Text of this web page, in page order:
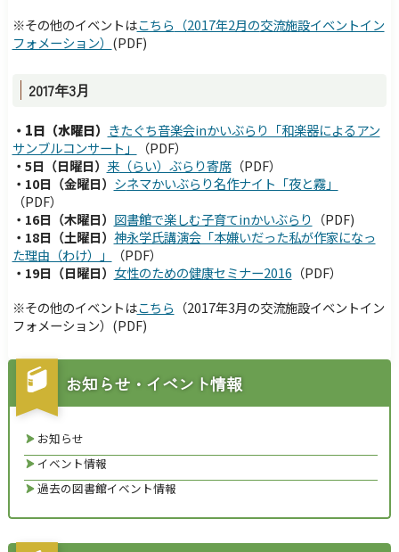
※その他のイベントはこちら （2017年2月の交流施設イベントイン
フォメーション） (PDF)
2017年3月
・1日（水曜日） きたぐち音楽会inかいぶらり「和楽器によるアン
サンブルコンサート」
（PDF）
・5日（日曜日） 来（らい）ぶらり寄席（PDF）
・10日（金曜日） シネマかいぶらり名作ナイト「夜と霧」
（PDF）
・16日（木曜日） 図書館で楽しむ子育てinかいぶらり （PDF)
・18日（土曜日） 神永学氏講演会「本嫌いだった私が作家になっ
た理由（わけ）」
（PDF）
・19日（日曜日） 女性のための健康セミナー2016 （PDF）
※その他のイベントはこちら （2017年3月の交流施設イベントイン
フォメーション） (PDF)
お知らせ・イベント情報
お知らせ
イベント情報
過去の図書館イベント情報